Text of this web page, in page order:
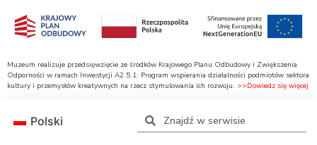
Muzeum realizuje przedsięwzięcie ze środków Krajowego Planu Odbudowy i Zwiększenia
Odporności w ramach Inwestycji A2.5.1: Program wspierania działalności podmiotów sektora
kultury i przemysłów kreatywnych na rzecz stymulowania ich rozwoju. >>Dowiedz się więcej
Polski